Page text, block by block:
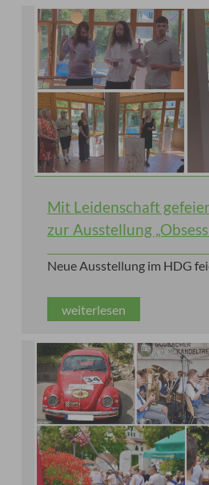
Mit Leidenschaft
zur Ausstellung
Neue Ausstellung im HDG
weiterlesen